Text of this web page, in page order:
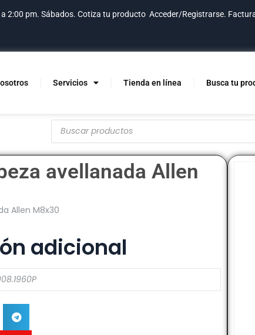
2:00 pm. Sábados. Cotiza tu producto Acceder/Registrarse.
Servicios Tienda en línea Busca tu
avellanada Allen
Allen M8x30
adicional